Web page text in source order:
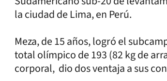
la ciudad de Lima, en Perú.
Meza, de 15 años, logró el
total olímpico de 193 (82 kg de
corporal, dio dos ventaja a sus